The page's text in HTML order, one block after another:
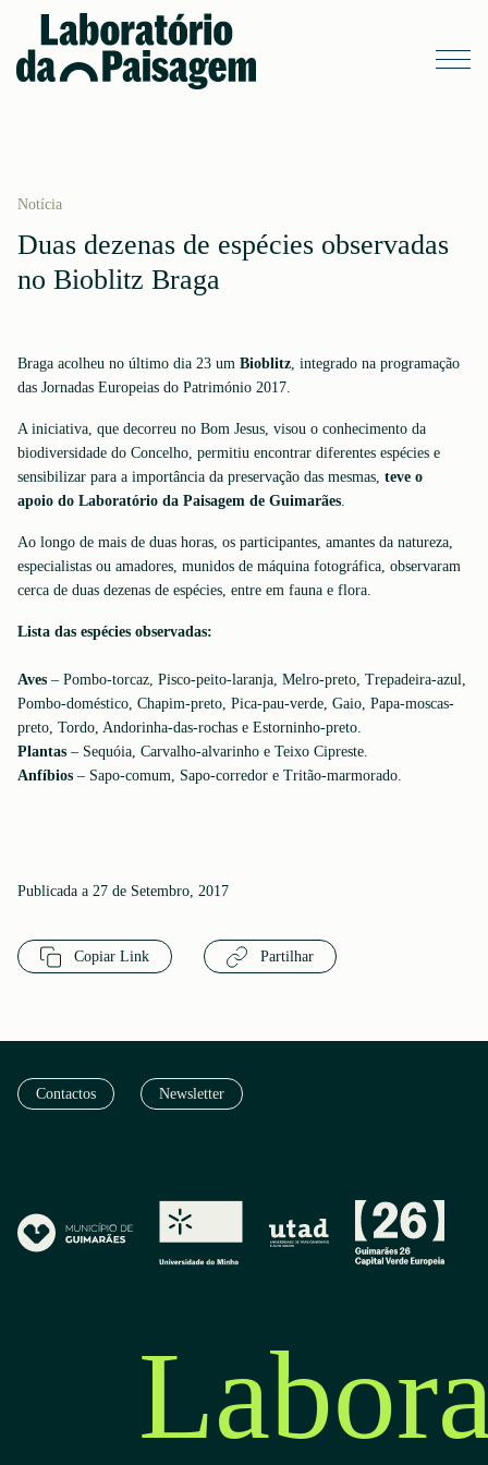
Notícia
Duas dezenas de espécies observadas
no Bioblitz Braga
Braga acolheu no último dia 23 um Bioblitz, integrado na programação
das Jornadas Europeias do Património 2017.
A iniciativa, que decorreu no Bom Jesus, visou o conhecimento da
biodiversidade do Concelho, permitiu encontrar diferentes espécies e
sensibilizar para a importância da preservação das mesmas, teve o
apoio do Laboratório da Paisagem de Guimarães.
Ao longo de mais de duas horas, os participantes, amantes da natureza,
especialistas ou amadores, munidos de máquina fotográfica, observaram
cerca de duas dezenas de espécies, entre em fauna e flora.
Lista das espécies observadas:
Aves – Pombo-torcaz, Pisco-peito-laranja, Melro-preto, Trepadeira-azul,
Pombo-doméstico, Chapim-preto, Pica-pau-verde, Gaio, Papa-moscas-
preto, Tordo, Andorinha-das-rochas e Estorninho-preto.
Plantas – Sequóia, Carvalho-alvarinho e Teixo Cipreste.
Anfíbios – Sapo-comum, Sapo-corredor e Tritão-marmorado.
Publicada a 27 de Setembro, 2017
Copiar Link Partilhar
Contactos Newsletter